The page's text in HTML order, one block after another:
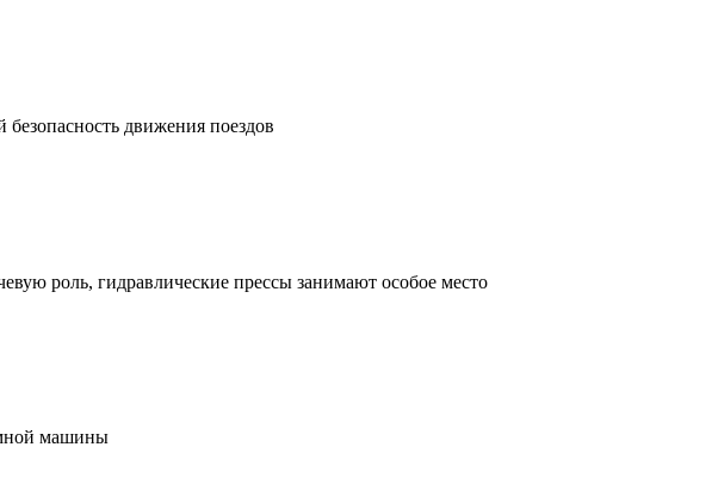
движения поездов
роль, гидравлические прессы занимают особое место
машины